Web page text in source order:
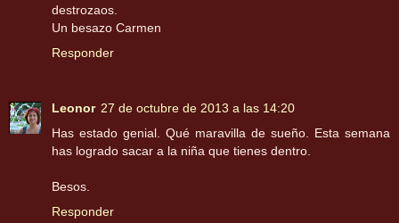
destrozaos.
Un besazo Carmen
Responder
Leonor 27 de octubre de 2013 a las 14:20
Has estado genial. Qué maravilla de sueño. Esta semana
has logrado sacar a la niña que tienes dentro.
Besos.
Responder